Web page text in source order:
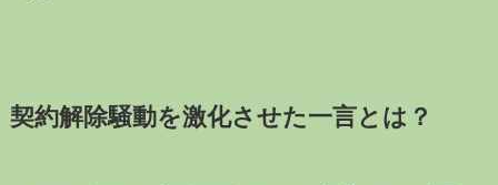
契約解除騒動を激化させた一言とは？